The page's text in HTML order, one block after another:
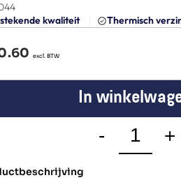
kwaliteit
Thermisch
  excl. BTW
In
- +